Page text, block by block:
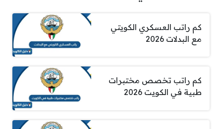
كم راتب العسكري الكويتي
مع البدلات 2026
كم راتب تخصص مختبرات
طبية في الكويت 2026